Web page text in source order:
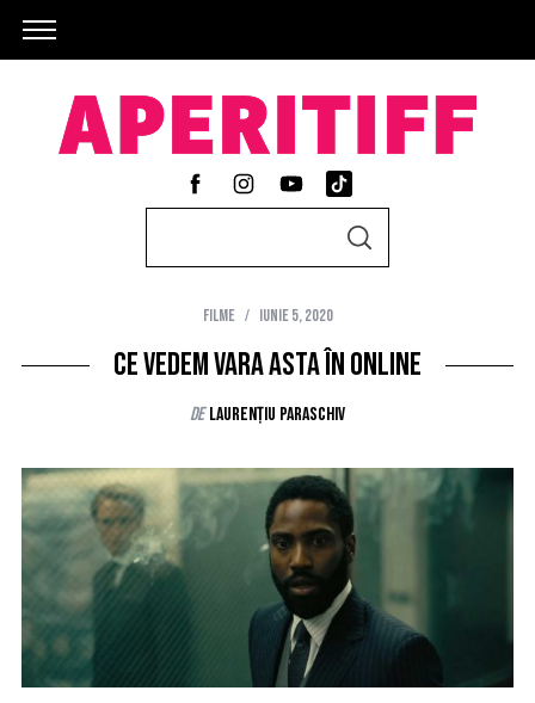
c
r
:
S
Filme iunie 5, 2020
Ce vedem vara asta în online
de Laurențiu Paraschiv